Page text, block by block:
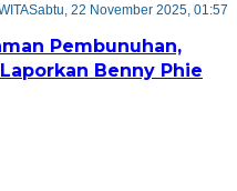
Sabtu, 22 November 2025, 01:57
Pembunuhan,
Benny Phie